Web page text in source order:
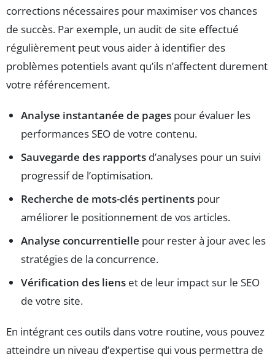
corrections nécessaires pour maximiser vos chances
de succès. Par exemple, un audit de site effectué
régulièrement peut vous aider à identifier des
problèmes potentiels avant qu’ils n’affectent durement
votre référencement.
Analyse instantanée de pages pour évaluer les
performances SEO de votre contenu.
Sauvegarde des rapports d’analyses pour un suivi
progressif de l’optimisation.
Recherche de mots-clés pertinents pour
améliorer le positionnement de vos articles.
Analyse concurrentielle pour rester à jour avec les
stratégies de la concurrence.
Vérification des liens et de leur impact sur le SEO
de votre site.
En intégrant ces outils dans votre routine, vous pouvez
atteindre un niveau d’expertise qui vous permettra de